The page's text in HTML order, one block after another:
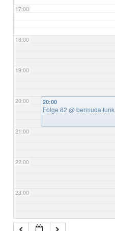
17:00
18:00
19:00
20:00
21:00
22:00
23:00
20:00
Folge 82@ bermuda.funk